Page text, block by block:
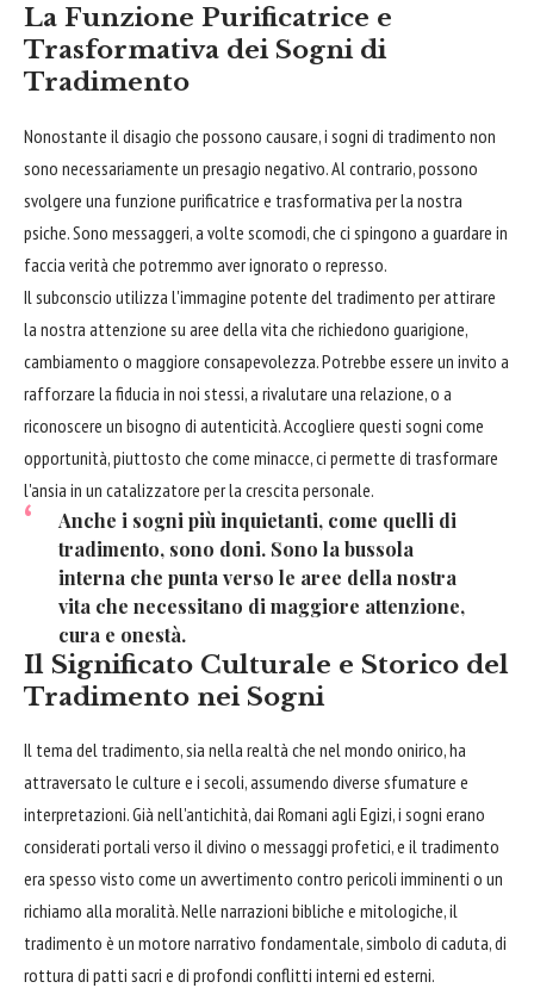
La Funzione Purificatrice e
Trasformativa dei Sogni di
Tradimento
Nonostante il disagio che possono causare, i sogni di tradimento non
sono necessariamente un presagio negativo. Al contrario, possono
svolgere una funzione purificatrice e trasformativa per la nostra
psiche. Sono messaggeri, a volte scomodi, che ci spingono a guardare in
faccia verità che potremmo aver ignorato o represso.
Il subconscio utilizza l'immagine potente del tradimento per attirare
la nostra attenzione su aree della vita che richiedono guarigione,
cambiamento o maggiore consapevolezza. Potrebbe essere un invito a
rafforzare la fiducia in noi stessi, a rivalutare una relazione, o a
riconoscere un bisogno di autenticità. Accogliere questi sogni come
opportunità, piuttosto che come minacce, ci permette di trasformare
l'ansia in un catalizzatore per la crescita personale.
Anche i sogni più inquietanti, come quelli di
tradimento, sono doni. Sono la bussola
interna che punta verso le aree della nostra
vita che necessitano di maggiore attenzione,
cura e onestà.
Il Significato Culturale e Storico del
Tradimento nei Sogni
Il tema del tradimento, sia nella realtà che nel mondo onirico, ha
attraversato le culture e i secoli, assumendo diverse sfumature e
interpretazioni. Già nell'antichità, dai Romani agli Egizi, i sogni erano
considerati portali verso il divino o messaggi profetici, e il tradimento
era spesso visto come un avvertimento contro pericoli imminenti o un
richiamo alla moralità. Nelle narrazioni bibliche e mitologiche, il
tradimento è un motore narrativo fondamentale, simbolo di caduta, di
rottura di patti sacri e di profondi conflitti interni ed esterni.